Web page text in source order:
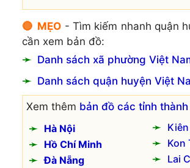
🔴 MẸO - Tìm kiếm nhanh quận
cần xem bản đồ:
Danh sách xã phường Việt
Danh sách quận huyện Việt
Xem thêm bản đồ các tỉnh
Hà Nội
Hồ Chí Minh
Đà Nẵng
Kon
Lai